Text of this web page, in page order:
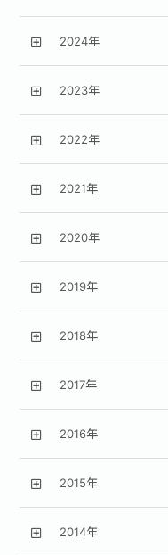
2024年
2023年
2022年
2021年
2020年
2019年
2018年
2017年
2016年
2015年
2014年